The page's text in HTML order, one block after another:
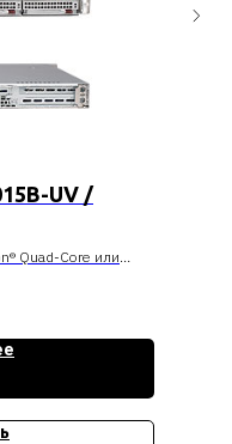
UV /
Quad-Core или
Dual-port
пользователя